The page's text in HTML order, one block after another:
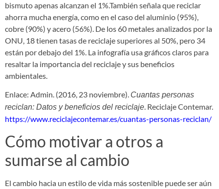
bismuto apenas alcanzan el 1%.También señala que reciclar
ahorra mucha energía, como en el caso del aluminio (95%),
cobre (90%) y acero (56%). De los 60 metales analizados por la
ONU, 18 tienen tasas de reciclaje superiores al 50%, pero 34
están por debajo del 1%. La infografía usa gráficos claros para
resaltar la importancia del reciclaje y sus beneficios
ambientales.
Enlace: Admin. (2016, 23 noviembre). Cuantas personas
reciclan: Datos y beneficios del reciclaje. Reciclaje Contemar.
https://www.reciclajecontemar.es/cuantas-personas-reciclan/
Cómo motivar a otros a
sumarse al cambio
El cambio hacia un estilo de vida más sostenible puede ser aún